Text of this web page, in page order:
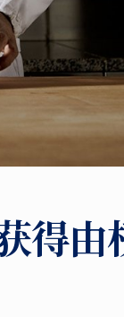
得由